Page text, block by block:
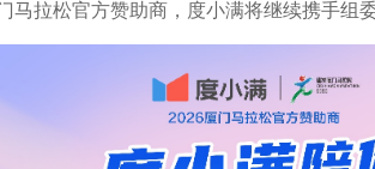
马拉松官方赞助商，度小满将继续携手组